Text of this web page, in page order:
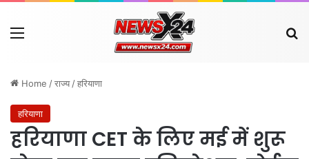
Menu
Home /राज्य /हरियाणा
हरियाणा
हरियाणा CET के लिए मई में शुरू